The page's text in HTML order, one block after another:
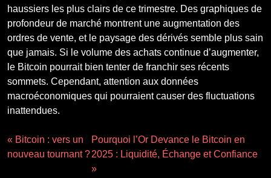
haussiers les plus clairs de ce trimestre. Des graphiques de
profondeur de marché montrent une augmentation des
ordres de vente, et le paysage des dérivés semble plus sain
que jamais. Si le volume des achats continue d’augmenter,
le Bitcoin pourrait bien tenter de franchir ses récents
sommets. Cependant, attention aux données
macroéconomiques qui pourraient causer des fluctuations
inattendues.
« Bitcoin : vers un
nouveau tournant ?
Pourquoi l’Or Devance le Bitcoin en
2025 : Liquidité, Échange et Confiance
»